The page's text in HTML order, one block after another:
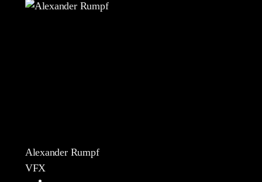
Alexander Rumpf
VFX